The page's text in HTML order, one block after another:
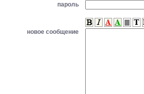
пароль
новое сообщение